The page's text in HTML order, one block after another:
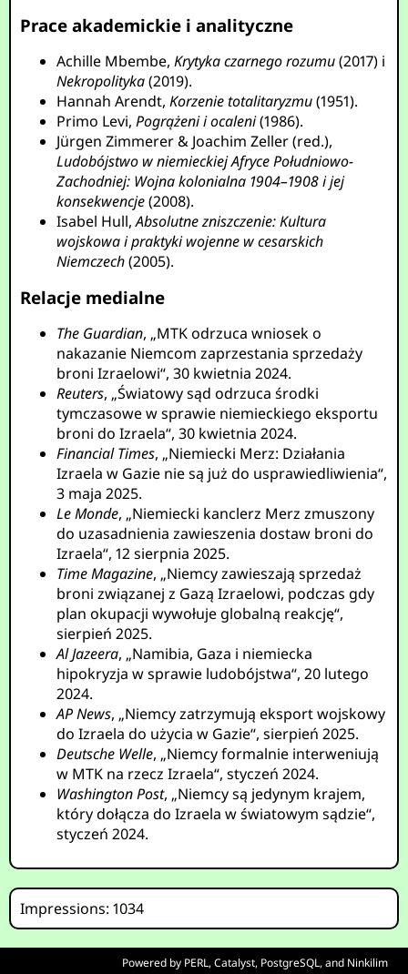
Prace akademickie i analityczne
Achille Mbembe,Krytyka czarnego rozumu(2017) i
Nekropolityka(2019).
Hannah Arendt,Korzenie totalitaryzmu(1951).
Primo Levi,Pogrążeni i ocaleni(1986).
Jürgen Zimmerer & Joachim Zeller (red.),
Ludobójstwo w niemieckiej Afryce Południowo-
Zachodniej: Wojna kolonialna 1904–1908 i jej
konsekwencje(2008).
Isabel Hull,Absolutne zniszczenie: Kultura
wojskowa i praktyki wojenne w cesarskich
Niemczech(2005).
Relacje medialne
The Guardian, „MTK odrzuca wniosek o
nakazanie Niemcom zaprzestania sprzedaży
broni Izraelowi“, 30 kwietnia 2024.
Reuters, „Światowy sąd odrzuca środki
tymczasowe w sprawie niemieckiego eksportu
broni do Izraela“, 30 kwietnia 2024.
Financial Times, „Niemiecki Merz: Działania
Izraela w Gazie nie są już do usprawiedliwienia“,
3 maja 2025.
Le Monde, „Niemiecki kanclerz Merz zmuszony
do uzasadnienia zawieszenia dostaw broni do
Izraela“, 12 sierpnia 2025.
Time Magazine, „Niemcy zawieszają sprzedaż
broni związanej z Gazą Izraelowi, podczas gdy
plan okupacji wywołuje globalną reakcję“,
sierpień 2025.
Al Jazeera, „Namibia, Gaza i niemiecka
hipokryzja w sprawie ludobójstwa“, 20 lutego
2024.
AP News, „Niemcy zatrzymują eksport wojskowy
do Izraela do użycia w Gazie“, sierpień 2025.
Deutsche Welle, „Niemcy formalnie interweniują
w MTK na rzecz Izraela“, styczeń 2024.
Washington Post, „Niemcy są jedynym krajem,
który dołącza do Izraela w światowym sądzie“,
styczeń 2024.
Impressions: 1034
Powered by PERL,Catalyst, PostgreSQL, and Ninkilim